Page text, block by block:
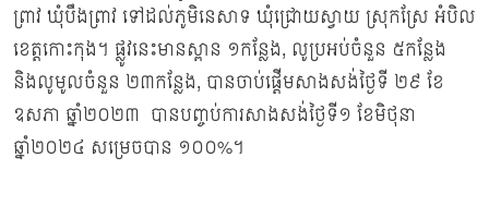
ព្រាវ ឃុំបឹងព្រាវ ទៅដល់ភូមិនេសាទ ឃុំជ្រោយស្វាយ ស្រុកស្រែ អំបិល
ខេត្តកោះកុង។ ផ្លូវនេះមានស្ពាន ១កន្លែង, លូប្រអប់ចំនួន ៥កន្លែង
និងលូមូលចំនួន ២៣កន្លែង, បានចាប់ផ្តើមសាងសង់ថ្ងៃទី ២៩ ខែ
ឧសភា ឆ្នាំ២០២៣ បានបញ្ចប់ការសាងសង់ថ្ងៃទី១ ខែមិថុនា
ឆ្នាំ២០២៤ សម្រេចបាន ១០០%។